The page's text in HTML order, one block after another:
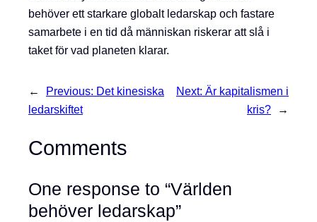
behöver ett starkare globalt ledarskap och fastare
samarbete i en tid då människan riskerar att slå i
taket för vad planeten klarar.
← Previous: Det kinesiska
ledarskiftet
Next: Är kapitalismen i
kris?
→
Comments
One response to “Världen
behöver ledarskap”